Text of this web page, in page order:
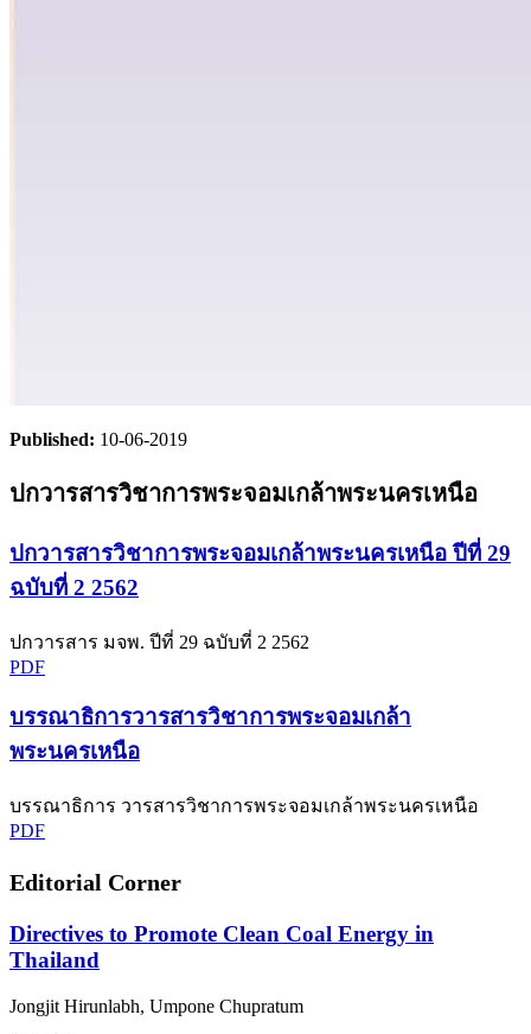
Published: 10-06-2019
ปกวารสารวิชาการพระจอมเกล้าพระนครเหนือ
ปกวารสารวิชาการพระจอมเกล้าพระนครเหนือ ปีที่ 29
ฉบับที่ 2 2562
ปกวารสาร มจพ. ปีที่ 29 ฉบับที่ 2 2562
PDF
บรรณาธิการวารสารวิชาการพระจอมเกล้า
พระนครเหนือ
บรรณาธิการ วารสารวิชาการพระจอมเกล้าพระนครเหนือ
PDF
Editorial Corner
Directives to Promote Clean Coal Energy in
Thailand
Jongjit Hirunlabh, Umpone Chupratum